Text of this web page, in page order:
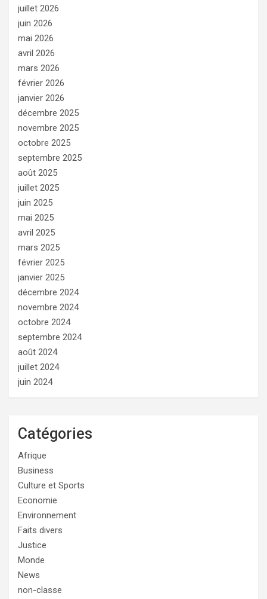
juillet 2026
juin 2026
mai 2026
avril 2026
mars 2026
février 2026
janvier 2026
décembre 2025
novembre 2025
octobre 2025
septembre 2025
août 2025
juillet 2025
juin 2025
mai 2025
avril 2025
mars 2025
février 2025
janvier 2025
décembre 2024
novembre 2024
octobre 2024
septembre 2024
août 2024
juillet 2024
juin 2024
Catégories
Afrique
Business
Culture et Sports
Economie
Environnement
Faits divers
Justice
Monde
News
non-classe